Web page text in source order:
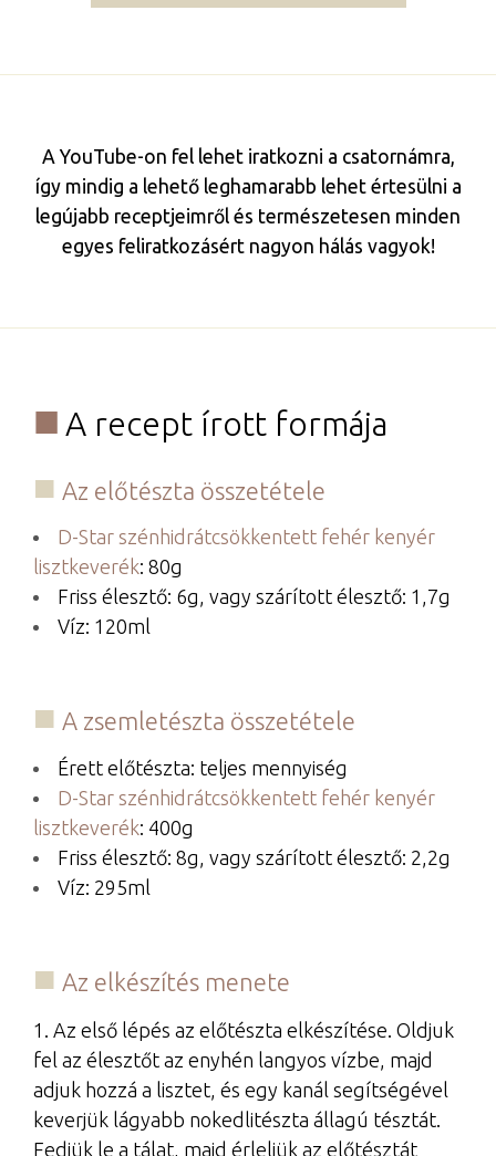
A YouTube-on fel lehet iratkozni a csatornámra,
így mindig a lehető leghamarabb lehet értesülni a
legújabb receptjeimről és természetesen minden
egyes feliratkozásért nagyon hálás vagyok!
A recept írott formája
​Az előtészta összetétele
D-Star szénhidrátcsökkentett fehér kenyér
lisztkeverék: 80g
Friss élesztő: 6g, vagy szárított élesztő: 1,7g
Víz: 120ml
A zsemletészta összetétele
Érett előtészta: teljes mennyiség
D-Star szénhidrátcsökkentett fehér kenyér
lisztkeverék: 400g
Friss élesztő: 8g, vagy szárított élesztő: 2,2g
Víz: 295ml
Az elkészítés menete
1. Az első lépés az előtészta elkészítése. Oldjuk
fel az élesztőt az enyhén langyos vízbe, majd
adjuk hozzá a lisztet, és egy kanál segítségével
keverjük lágyabb nokedlitészta állagú tésztát.
Fedjük le a tálat, majd érleljük az előtésztát